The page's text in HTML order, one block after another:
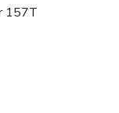
157T